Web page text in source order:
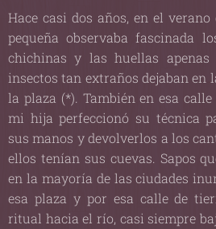
Hace casi dos años, en el
pequeña observaba fascinada
chichinas y las huellas apenas
insectos tan extraños dejaban en
la plaza (*). También en esa
mi hija perfeccionó su técnica
sus manos y devolverlos a los
ellos tenían sus cuevas. Sapos
en la mayoría de las ciudades
esa plaza y por esa calle de
ritual hacia el río, casi siempre